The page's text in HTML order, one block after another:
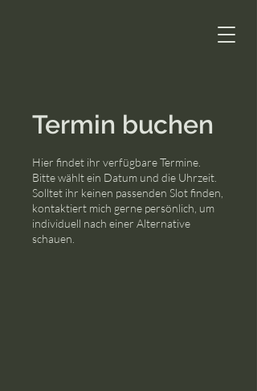
Termin buchen
Hier findet ihr verfügbare Termine.
Bitte wählt ein Datum und die Uhrzeit.
Solltet ihr keinen passenden Slot finden,
kontaktiert mich gerne persönlich, um
individuell nach einer Alternative
schauen.